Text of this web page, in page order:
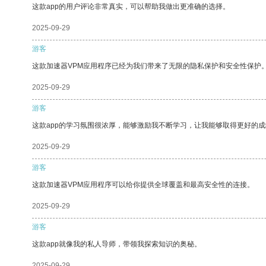
这款app的用户评论非常真实，可以帮助我做出更准确的选择。
2025-09-29
游客
这款加速器VPM应用程序已经为我们带来了无限的隐私保护和安全性保护
2025-09-29
游客
这款app的学习氛围很浓厚，能够激励我不断学习，让我能够取得更好的
2025-09-29
游客
这款加速器VPM应用程序可以给你提供全球覆盖和最高安全性的连接。
2025-09-29
游客
这款app就像我的私人导师，带领我探索知识的奥秘。